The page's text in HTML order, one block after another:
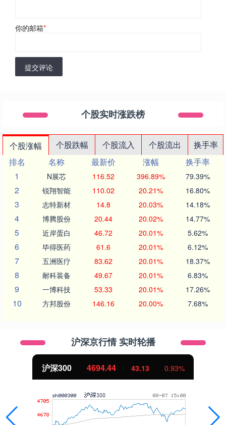
你的邮箱*
提交评论
个股实时涨跌榜
个股涨幅 个股跌幅 个股流入 个股流出
换手率
排名
名称 最新价 涨幅
换手率
1
N展芯 116.52 396.89% 79.39%
2 锐翔智能 110.02 20.21% 16.80%
3 志特新材 14.8 20.03% 14.18%
4 博腾股份 20.44 20.02% 14.77%
5 近岸蛋白 46.72 20.01% 5.62%
6 毕得医药 61.6 20.01% 6.12%
7 五洲医疗 83.62 20.01% 18.37%
8 耐科装备 49.67 20.01% 6.83%
9 一博科技 53.33 20.01% 17.26%
10 方邦股份 146.16 20.00% 7.68%
沪深京行情 实时轮播
沪深300 4694.44 43.13 0.93%